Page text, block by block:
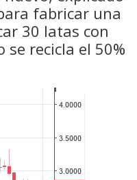
fabricar una
30 latas con
recicla el 50%